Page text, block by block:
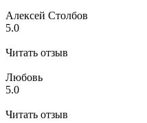
Алексей Столбов
5.0
Читать отзыв
Любовь
5.0
Читать отзыв